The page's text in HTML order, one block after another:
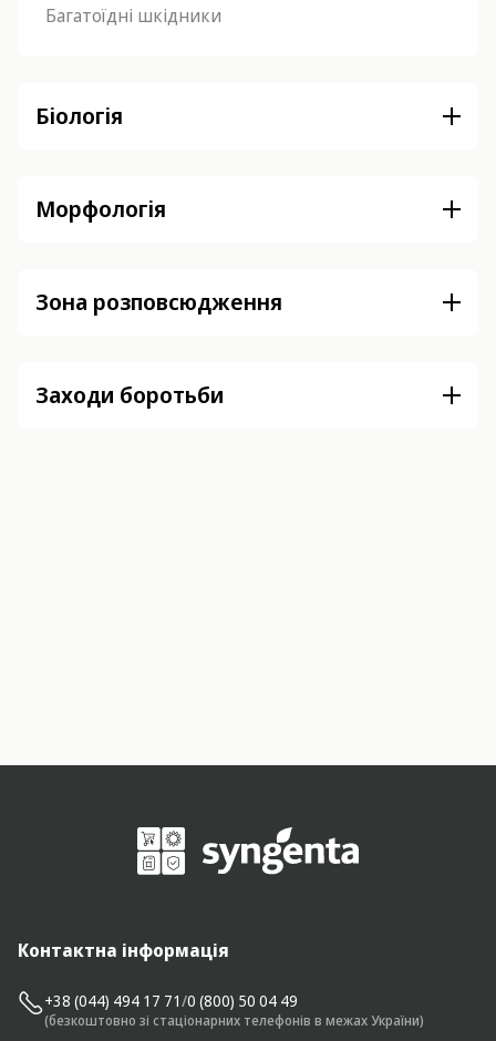
Багатоїдні шкідники
Біологія
Морфологія
Зона розповсюдження
Заходи боротьби
Контактна інформація
+38 (044) 494 17 71/0 (800) 50 04 49
(безкоштовно зі стаціонарних телефонів в межах України)